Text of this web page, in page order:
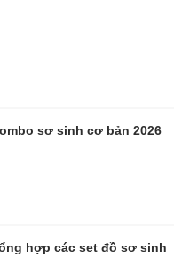
sơ sinh cơ bản 2026
hợp các set đồ sơ sinh